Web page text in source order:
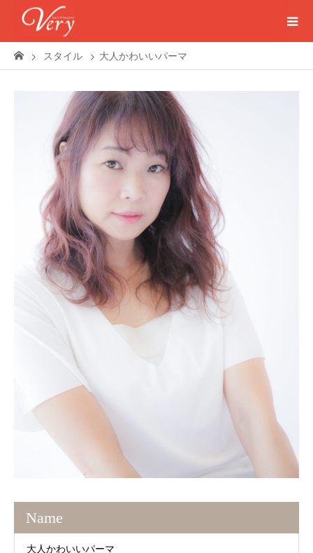
スタイル 大人かわいいパーマ
Name
大人かわいいパーマ